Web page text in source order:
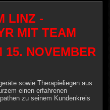
LINZ -
MIT TEAM
15. NOVEMBER
sowie Therapieliegen aus
einen erfahrenen
zu seinem Kundenkreis